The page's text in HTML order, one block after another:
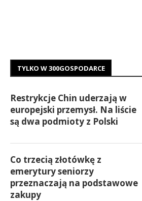
TYLKO W 300GOSPODARCE
Restrykcje Chin uderzają w
europejski przemysł. Na liście
są dwa podmioty z Polski
Co trzecią złotówkę z
emerytury seniorzy
przeznaczają na podstawowe
zakupy